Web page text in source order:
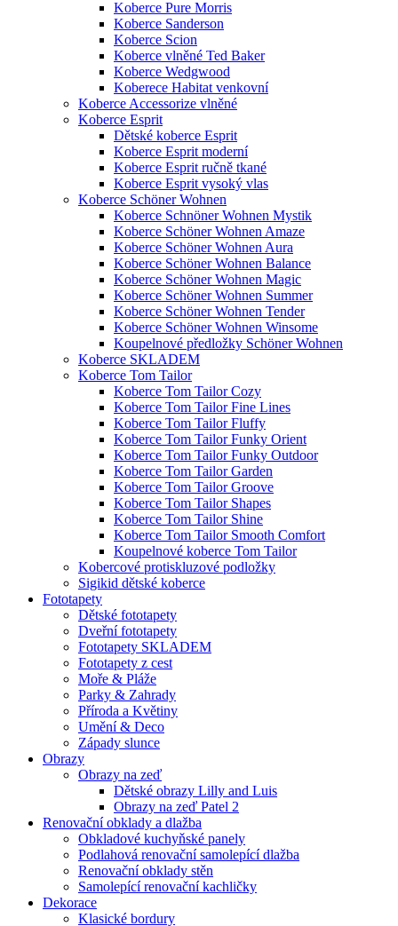
Koberce Pure Morris
Koberce Sanderson
Koberce Scion
Koberce vlněné Ted Baker
Koberce Wedgwood
Koberece Habitat venkovní
Koberce Accessorize vlněné
Koberce Esprit
Dětské koberce Esprit
Koberce Esprit moderní
Koberce Esprit ručně tkané
Koberce Esprit vysoký vlas
Koberce Schöner Wohnen
Koberce Schnöner Wohnen Mystik
Koberce Schöner Wohnen Amaze
Koberce Schöner Wohnen Aura
Koberce Schöner Wohnen Balance
Koberce Schöner Wohnen Magic
Koberce Schöner Wohnen Summer
Koberce Schöner Wohnen Tender
Koberce Schöner Wohnen Winsome
Koupelnové předložky Schöner Wohnen
Koberce SKLADEM
Koberce Tom Tailor
Koberce Tom Tailor Cozy
Koberce Tom Tailor Fine Lines
Koberce Tom Tailor Fluffy
Koberce Tom Tailor Funky Orient
Koberce Tom Tailor Funky Outdoor
Koberce Tom Tailor Garden
Koberce Tom Tailor Groove
Koberce Tom Tailor Shapes
Koberce Tom Tailor Shine
Koberce Tom Tailor Smooth Comfort
Koupelnové koberce Tom Tailor
Kobercové protiskluzové podložky
Sigikid dětské koberce
Fototapety
Dětské fototapety
Dveřní fototapety
Fototapety SKLADEM
Fototapety z cest
Moře & Pláže
Parky & Zahrady
Příroda a Květiny
Umění & Deco
Západy slunce
Obrazy
Obrazy na zeď
Dětské obrazy Lilly and Luis
Obrazy na zeď Patel 2
Renovační obklady a dlažba
Obkladové kuchyňské panely
Podlahová renovační samolepící dlažba
Renovační obklady stěn
Samolepící renovační kachličky
Dekorace
Klasické bordury